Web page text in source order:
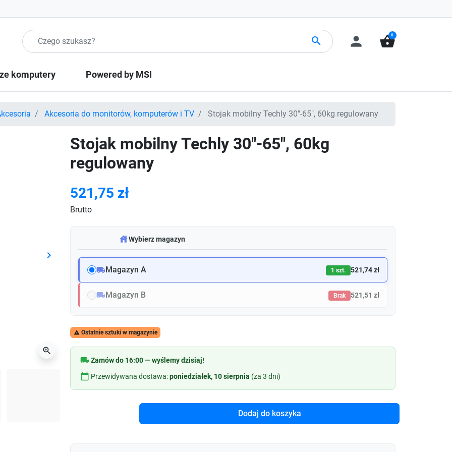
Szukaj produktow search person shopping_basket
0
komputery Powered by MSI
Akcesoria do monitorów, komputerów i TV Stojak mobilny Techly 30"-65", 60kg regulowany
Następny
keyboard_arrow_right
zoom_in
Stojak mobilny Techly 30"-65", 60kg
regulowany
521,75 zł
Brutto
warehouseWybierz magazyn
local_shippingMagazyn A 1 szt. 521,74 zł
local_shippingMagazyn B Brak 521,51 zł
 Ostatnie sztuki w magazynie
local_shippingZamów do 16:00 — wyślemy dzisiaj!
calendar_today Przewidywana dostawa:poniedziałek, 10 sierpnia (za 3 dni)
Dodaj do koszyka